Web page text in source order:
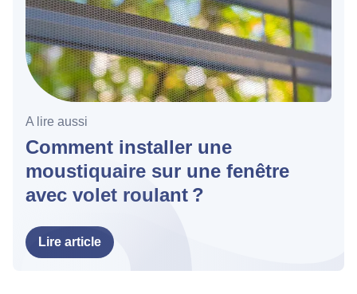
A lire aussi
Comment installer une
moustiquaire sur une fenêtre
avec volet roulant ?
Lire article